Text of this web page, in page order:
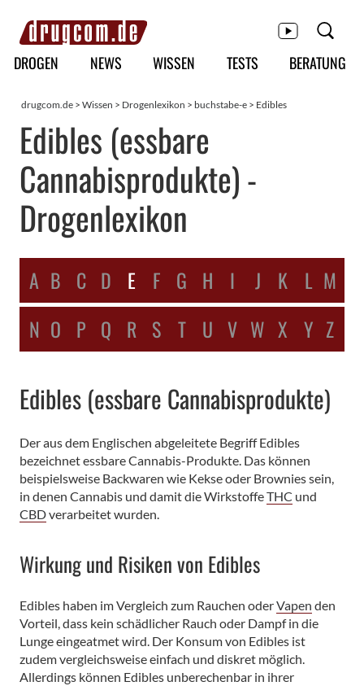
Hauptmenü
DROGEN NEWS WISSEN TESTS BERATUNG
drugcom.de > Wissen > Drogenlexikon > buchstabe-e > Edibles
Edibles (essbare
Cannabisprodukte) -
Drogenlexikon
A B C D E F G H I J K L M
N O P Q R S T U V W X Y Z
Edibles (essbare Cannabisprodukte)
Der aus dem Englischen abgeleitete Begriff Edibles
bezeichnet essbare Cannabis-Produkte. Das können
beispielsweise Backwaren wie Kekse oder Brownies sein,
in denen Cannabis und damit die WirkstoffeTHC und
CBDverarbeitet wurden.
Wirkung und Risiken von Edibles
Edibles haben im Vergleich zum Rauchen oderVapen den
Vorteil, dass kein schädlicher Rauch oder Dampf in die
Lunge eingeatmet wird. Der Konsum von Edibles ist
zudem vergleichsweise einfach und diskret möglich.
Allerdings können Edibles unberechenbar in ihrer